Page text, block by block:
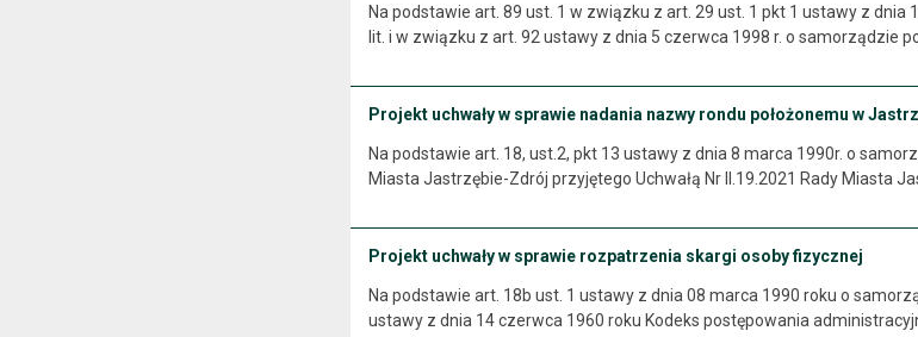
Na podstawie art. 89 ust. 1 w związku z art. 29 ust. 1 pkt 1 ustawy z
lit. i w związku z art. 92 ustawy z dnia 5 czerwca 1998 r. o samorządzie
Projekt uchwały w sprawie nadania nazwy rondu położonemu w
Na podstawie art. 18, ust.2, pkt 13 ustawy z dnia 8 marca 1990r. o
Miasta Jastrzębie-Zdrój przyjętego Uchwałą Nr II.19.2021 Rady Miasta
Projekt uchwały w sprawie rozpatrzenia skargi osoby fizycznej
Na podstawie art. 18b ust. 1 ustawy z dnia 08 marca 1990 roku o
ustawy z dnia 14 czerwca 1960 roku Kodeks postępowania